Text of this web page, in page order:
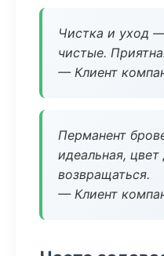
Чистка и уход
чистые.
— Клиент
Перманент
идеальная,
возвращаться.
— Клиент